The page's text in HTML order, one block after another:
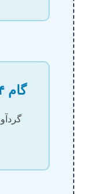
گام ۴: جمع‌آوری و تحلیل